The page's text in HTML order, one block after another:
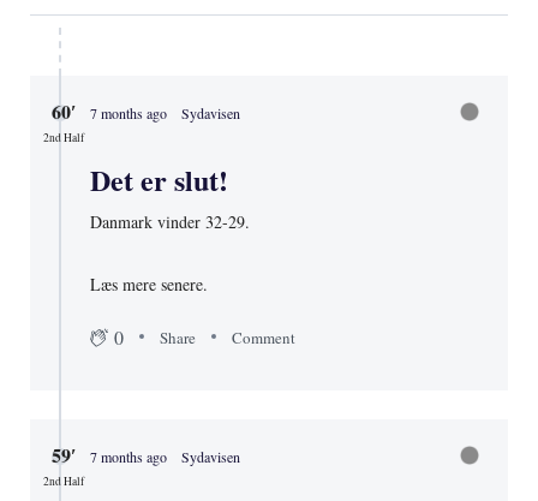
60′
2nd Half
7 months ago Sydavisen
Det er slut!
Danmark vinder 32-29.
Læs mere senere.
0 Share Comment
59′
2nd Half
7 months ago Sydavisen